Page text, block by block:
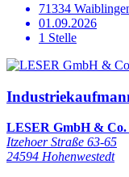
71334
01.09.2026
1 Stelle
LESER GmbH &
Itzehoer Straße 63-65
24594 Hohenwestedt